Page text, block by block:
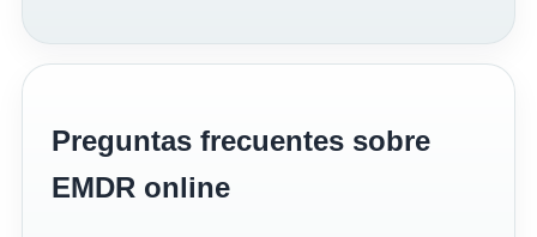
Preguntas frecuentes sobre
EMDR online